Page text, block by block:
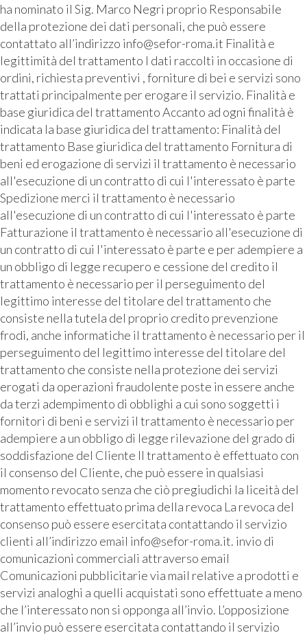
ha nominato il Sig. Marco Negri proprio Responsabile
della protezione dei dati personali, che può essere
contattato all’indirizzo info@sefor-roma.it Finalità e
legittimità del trattamento I dati raccolti in occasione di
ordini, richiesta preventivi , forniture di bei e servizi sono
trattati principalmente per erogare il servizio. Finalità e
base giuridica del trattamento Accanto ad ogni finalità è
indicata la base giuridica del trattamento: Finalità del
trattamento Base giuridica del trattamento Fornitura di
beni ed erogazione di servizi il trattamento è necessario
all'esecuzione di un contratto di cui l'interessato è parte
Spedizione merci il trattamento è necessario
all'esecuzione di un contratto di cui l'interessato è parte
Fatturazione il trattamento è necessario all'esecuzione di
un contratto di cui l'interessato è parte e per adempiere a
un obbligo di legge recupero e cessione del credito il
trattamento è necessario per il perseguimento del
legittimo interesse del titolare del trattamento che
consiste nella tutela del proprio credito prevenzione
frodi, anche informatiche il trattamento è necessario per il
perseguimento del legittimo interesse del titolare del
trattamento che consiste nella protezione dei servizi
erogati da operazioni fraudolente poste in essere anche
da terzi adempimento di obblighi a cui sono soggetti i
fornitori di beni e servizi il trattamento è necessario per
adempiere a un obbligo di legge rilevazione del grado di
soddisfazione del Cliente Il trattamento è effettuato con
il consenso del Cliente, che può essere in qualsiasi
momento revocato senza che ciò pregiudichi la liceità del
trattamento effettuato prima della revoca La revoca del
consenso può essere esercitata contattando il servizio
clienti all’indirizzo email info@sefor-roma.it. invio di
comunicazioni commerciali attraverso email
Comunicazioni pubblicitarie via mail relative a prodotti e
servizi analoghi a quelli acquistati sono effettuate a meno
che l’interessato non si opponga all’invio. L’opposizione
all’invio può essere esercitata contattando il servizio